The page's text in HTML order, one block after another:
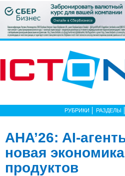
РУБРИКИ РАЗДЕЛЫ
AHA’26: AI-
новая
продуктов